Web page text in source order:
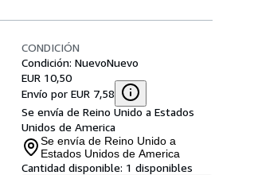
CONDICIÓN
Condición: NuevoNuevo
EUR 10,50
Envío por EUR 7,58
Se envía de Reino Unido a Estados
Unidos de America
Se envía de Reino Unido a
Estados Unidos de America
Cantidad disponible: 1 disponibles